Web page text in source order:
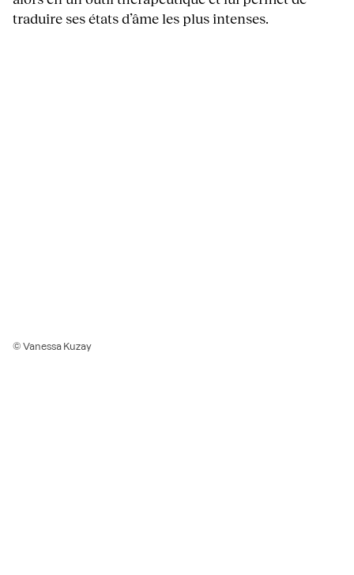
traduire ses états d’âme les plus intenses.
© Vanessa Kuzay